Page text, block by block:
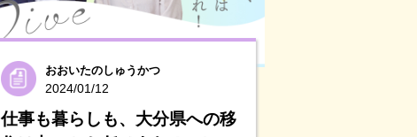
おおいたのしゅうかつ
2024/01/12
仕事も暮らしも、大分県への移